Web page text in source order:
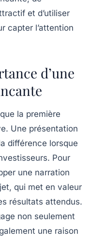
et d’utiliser
capter l’attention
d’une
la première
Une présentation
différence lorsque
Pour
une narration
qui met en valeur
résultats attendus.
non seulement
une raison